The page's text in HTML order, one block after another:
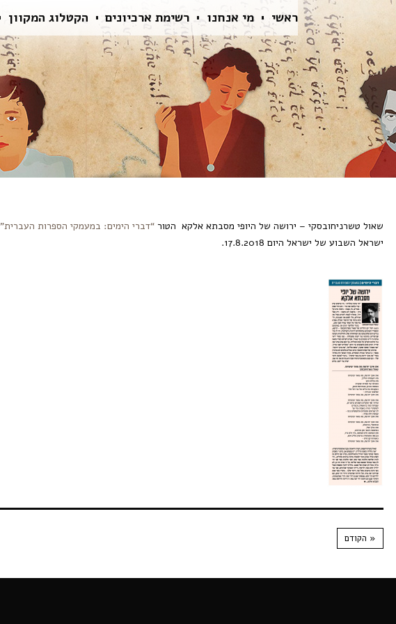
ראשי מי אנחנו רשימת ארכיונים הקטלוג המקוון
שאול טשרניחובסקי – ירושה של היופי מסבתא אלקא הטור “דברי הימים: במעמקי הספרות העברית”
ישראל השבוע של ישראל היום 17.8.2018.
« הקודם